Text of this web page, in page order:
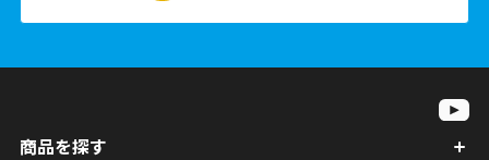
商品を探す